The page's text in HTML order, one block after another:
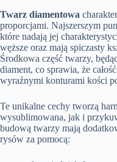
Twarz diamentowa
proporcjami. Najszerszym
które nadają jej
węższe oraz mają spiczasty
Środkowa część twarzy,
diament, co sprawia, że
wyraźnymi konturami kości
Te unikalne cechy tworzą
wysublimowana, jak i
budową twarzy mają
rysów za pomocą: